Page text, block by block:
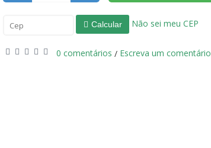
Calcular Não sei meu CEP
0 comentários / Escreva um comentário